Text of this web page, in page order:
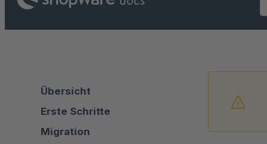
Übersicht
Erste Schritte
Migration